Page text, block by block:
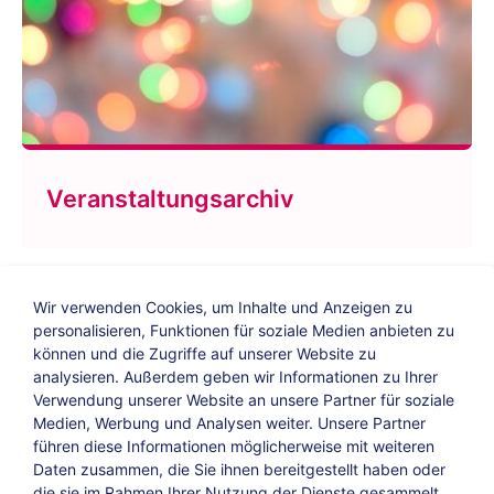
Veranstaltungsarchiv
Bildungs-Blog| Instagram| Facebook|
YouTube
Wir verwenden Cookies, um Inhalte und Anzeigen zu
personalisieren, Funktionen für soziale Medien anbieten zu
können und die Zugriffe auf unserer Website zu
analysieren. Außerdem geben wir Informationen zu Ihrer
Verwendung unserer Website an unsere Partner für soziale
Medien, Werbung und Analysen weiter. Unsere Partner
führen diese Informationen möglicherweise mit weiteren
Daten zusammen, die Sie ihnen bereitgestellt haben oder